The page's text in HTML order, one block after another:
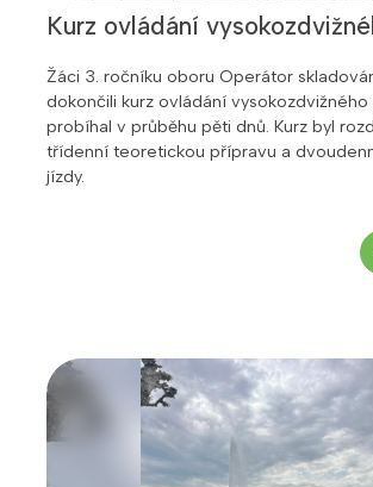
Kurz ovládání
Žáci 3. ročníku oboru Operátor
dokončili kurz ovládání
probíhal v průběhu pěti dnů. Kurz byl
třídenní teoretickou přípravu a
jízdy.